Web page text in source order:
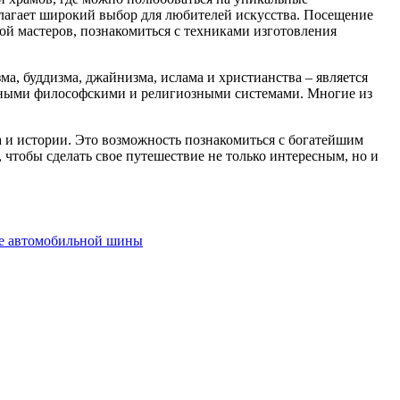
широкий выбор для любителей искусства. Посещение
мастеров, познакомиться с техниками изготовления
буддизма, джайнизма, ислама и христианства – является
философскими и религиозными системами. Многие из
истории. Это возможность познакомиться с богатейшим
сделать свое путешествие не только интересным, но и
автомобильной шины